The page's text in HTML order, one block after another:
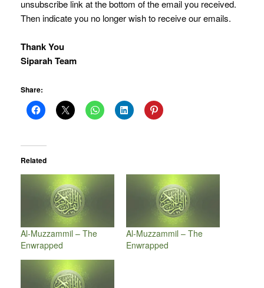
unsubscribe link at the bottom of the email you received.
Then indicate you no longer wish to receive our emails.
Thank You
Siparah Team
Share:
Related
Al-Muzzammil – The
Enwrapped
Al-Muzzammil – The
Enwrapped